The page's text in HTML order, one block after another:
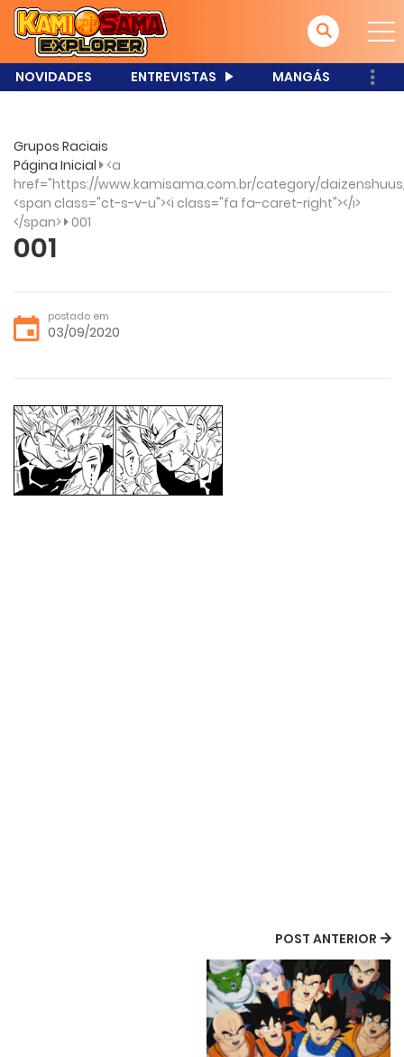
NOVIDADES ENTREVISTAS MANGÁS
Grupos Raciais
Página Inicial <a
href="https://www.kamisama.com.br/category/daizenshuus/
<span class="ct-s-v-u"><i class="fa fa-caret-right"></i>
</span> 001
001
postado em
03/09/2020
POST ANTERIOR